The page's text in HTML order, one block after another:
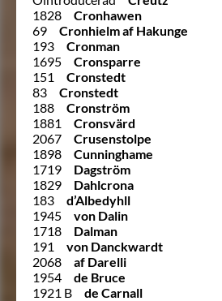
1828
Cronhawen
69
Cronhielm af Hakunge
193
Cronman
1695
Cronsparre
151
Cronstedt
83
Cronstedt
188
Cronström
1881
Cronsvärd
2067
Crusenstolpe
1898
Cunninghame
1719
Dagström
1829
Dahlcrona
183
d’Albedyhll
1945
von Dalin
1718
Dalman
191
von Danckwardt
2068
af Darelli
1954
de Bruce
1921 B
de Carnall